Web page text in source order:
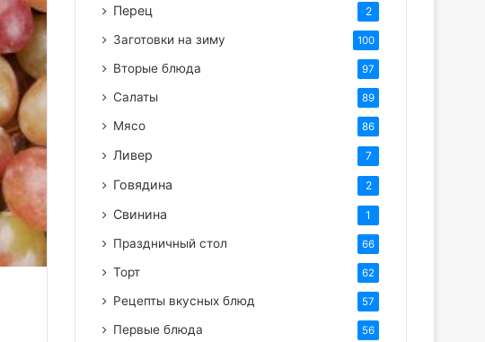
Перец 2
Заготовки на зиму 100
Вторые блюда 97
Салаты 89
Мясо 86
Ливер 7
Говядина 2
Свинина 1
Праздничный стол 66
Торт 62
Рецепты вкусных блюд 57
Первые блюда 56